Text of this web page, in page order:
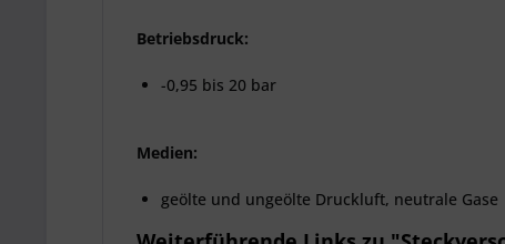
Betriebsdruck:
-0,95 bis 20 bar
Medien:
geölte und ungeölte Druckluft, neutrale Gase